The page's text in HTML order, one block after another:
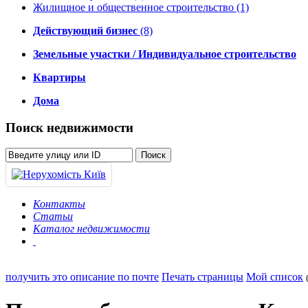
Жилищное и общественное строительство (1)
Действующий бизнес (8)
Земельные участки / Индивидуальное строительство
Квартиры
Дома
Поиск недвижимости
Контакты
Статьи
Каталог недвижимости
получить это описание по почте Печать страницы Мой список